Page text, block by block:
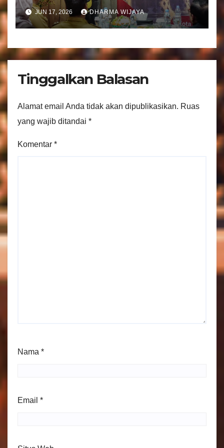
Tranparansi Pengelolaan
Bantuan Keuangan Parpol
JUN 17, 2026 DHARMA WIJAYA
Tinggalkan Balasan
Alamat email Anda tidak akan dipublikasikan. Ruas
yang wajib ditandai *
Komentar *
Nama *
Email *